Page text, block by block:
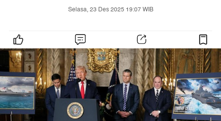
Selasa, 23 Des 2025 19:07 WIB